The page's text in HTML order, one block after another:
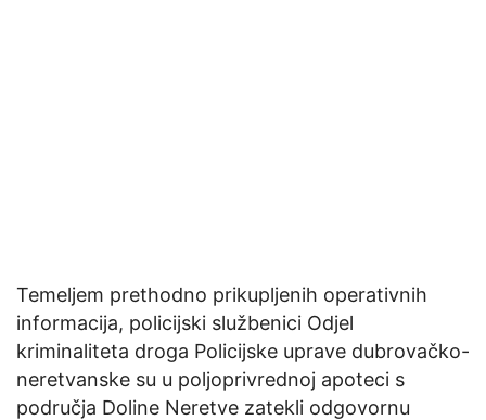
Temeljem prethodno prikupljenih operativnih
informacija, policijski službenici Odjel
kriminaliteta droga Policijske uprave dubrovačko-
neretvanske su u poljoprivrednoj apoteci s
područja Doline Neretve zatekli odgovornu